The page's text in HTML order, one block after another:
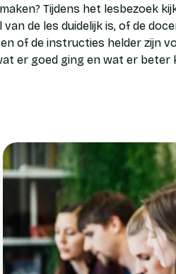
Tijdens het lesbezoek
de les duidelijk is, of de
of de instructies helder zijn
er goed ging en wat er beter